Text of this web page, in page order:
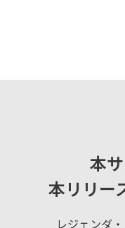
本
本リリー
レジェンダ